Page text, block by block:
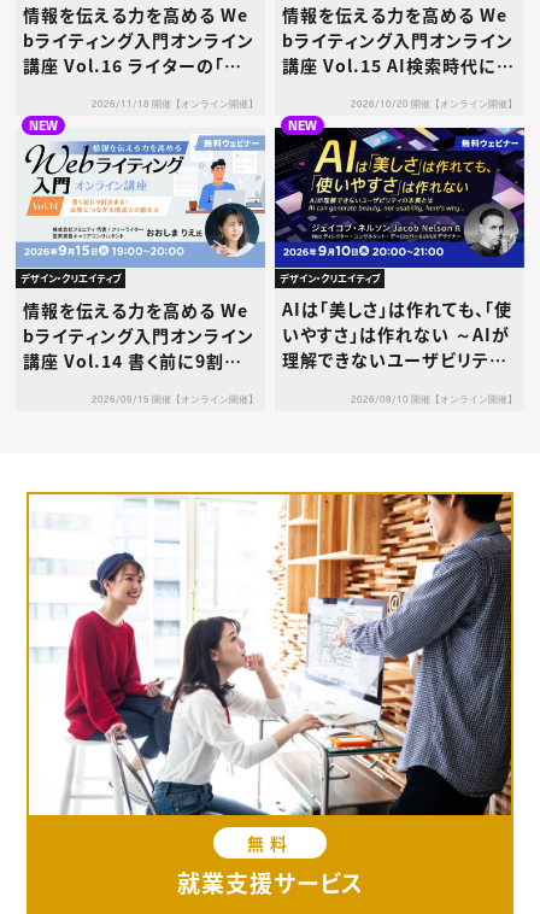
情報を伝える力を高める We
bライティング入門オンライン
講座 Vol.16 ライターの「値
え方
2026/11/18 開催【オンライン開催】
情報を伝える力を高める We
bライティング入門オンライン
講座 Vol.15 AI検索時代に
2026/10/20 開催【オンライン開催】
NEW
デザイン・クリエイティブ
情報を伝える力を高める We
bライティング入門オンライン
講座 Vol.14 書く前に9割決
の鍛え方2026/09/15 開催【オンライン開催】
NEW
デザイン・クリエイティブ
AIは「美しさ」は作れても、「使
いやすさ」は作れない ～AIが
理解できないユーザビリティ
2026/09/10 開催【オンライン開催】
無料
就業支援サービス